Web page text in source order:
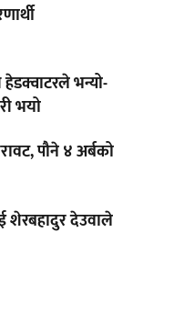
हेडक्वाटरले भन्यो-
भयो
पौने ४ अर्बको
शेरबहादुर देउवाले